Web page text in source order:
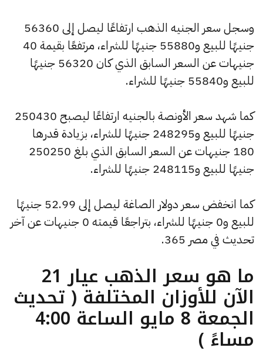
وسجل سعر الجنيه الذهب ارتفاعًا ليصل إلى 56360
جنيهًا للبيع و55880 جنيهًا للشراء، مرتفعًا بقيمة 40
جنيهات عن السعر السابق الذي كان 56320 جنيهًا
للبيع و55840 جنيهًا للشراء.
كما شهد سعر الأونصة بالجنيه ارتفاعًا ليصبح 250430
جنيهًا للبيع و248295 جنيهًا للشراء، بزيادة قدرها
180 جنيهات عن السعر السابق الذي بلغ 250250
جنيهًا للبيع و248115 جنيهًا للشراء.
كما انخفض سعر دولار الصاغة ليصل إلى 52.99 جنيهًا
للبيع و0 جنيهًا للشراء، بتراجعًا قيمته 0 جنيهات عن آخر
تحديث في مصر 365.
ما هو سعر الذهب عيار 21
الآن للأوزان المختلفة ( تحديث
الجمعة 8 مايو الساعة 4:00
مساءً )